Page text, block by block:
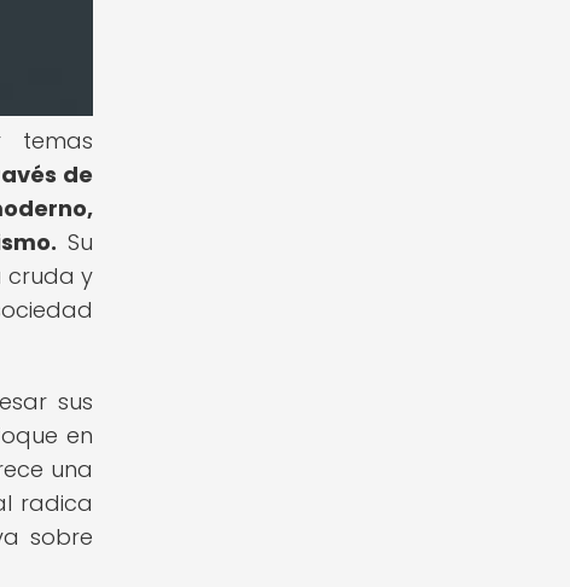
temas
de
Su
cruda y
sus
en
una
radica
sobre